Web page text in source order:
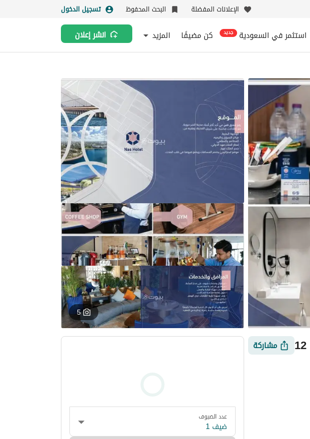
الإعلانات المفضلة البحث المحفوظ تسجيل الدخول
استثمر في السعودية جديد كن مضيفًا المزيد انشر إعلان
5
مشاركة
أمور يجب معرفتهاعدد الضيوف
ضيف 1